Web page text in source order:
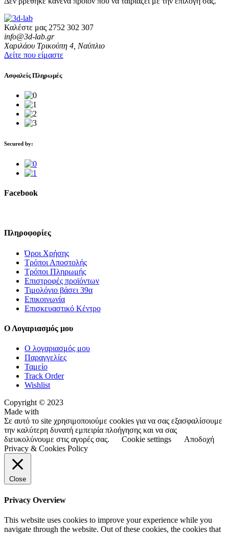
Καλέστε μας 2752 302 307
info@3d-lab.gr
Χαριλάου Τρικούπη 4, Ναύπλιο
Δείτε που είμαστε
Ασφαλείς Πληρωμές
Secured by:
Facebook
Πληροφορίες
Όροι Χρήσης
Τρόποι Αποστολής
Τρόποι Πληρωμής
Επιστροφές προϊόντων
Τιμολόγιο βάσει 39α
Επικοινωνία
Επισκευαστικό Κέντρο
Ο Λογαριασμός μου
Ο λογαριασμός μου
Παραγγελίες
Ταμείο
Track Order
Wishlist
Copyright © 2023
Made with
Σε αυτό το site χρησιμοποιούμε cookies για να σας εξασφαλίσουμε
την καλύτερη δυνατή εμπειρία πλοήγησης και να σας
διευκολύνουμε στις αγορές σας.
Cookie settings
Αποδοχή
Privacy & Cookies Policy
Close
Privacy Overview
This website uses cookies to improve your experience while you
navigate through the website. Out of these cookies, the cookies that